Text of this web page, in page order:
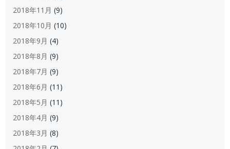
2018年11月 (9)
2018年10月 (10)
2018年9月 (4)
2018年8月 (9)
2018年7月 (9)
2018年6月 (11)
2018年5月 (11)
2018年4月 (9)
2018年3月 (8)